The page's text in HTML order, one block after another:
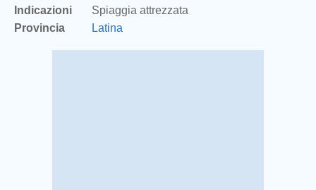
Indicazioni
Spiaggia attrezzata
Provincia
Latina